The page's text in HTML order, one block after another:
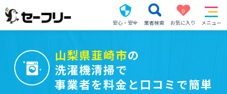
安心・安全 業者検索
0
お気に入り
メニュー
山梨県韮崎市の
洗濯機清掃で
事業者を料金と口コミで簡単